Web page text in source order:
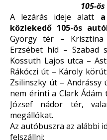
105-
A lezárás ideje alatt
közlekedő 105-ös
György tér –
Erzsébet híd –
Kossuth Lajos utca –
Rákóczi út – Károly
Zsilinszky út –
nem érinti a Clark Ádám
József nádor tér,
megállókat.
Az autóbuszra az alábbi
felszállni: